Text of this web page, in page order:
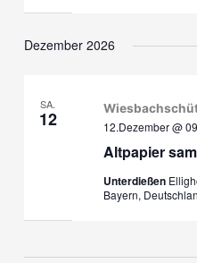
Dezember 2026
SA.
12
Altpapier
12.Dezember @
Unterdießen
Bayern,